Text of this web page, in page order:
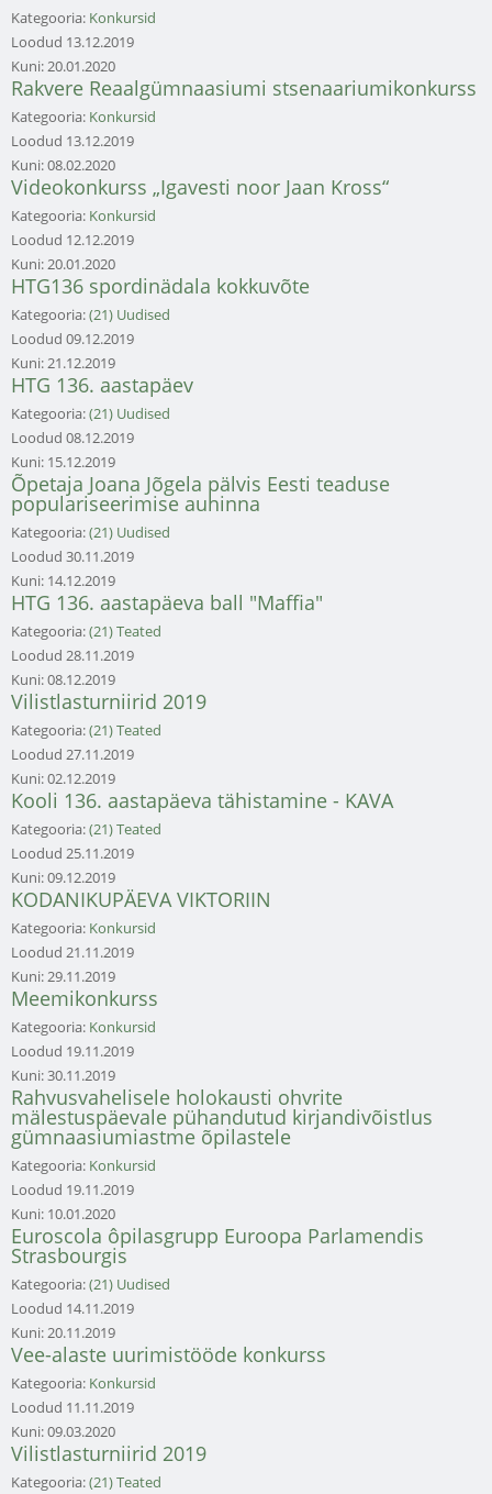
Kategooria: Konkursid
Loodud 13.12.2019
Kuni:20.01.2020
Rakvere Reaalgümnaasiumi stsenaariumikonkurss
Kategooria: Konkursid
Loodud 13.12.2019
Kuni:08.02.2020
Videokonkurss „Igavesti noor Jaan Kross“
Kategooria: Konkursid
Loodud 12.12.2019
Kuni:20.01.2020
HTG136 spordinädala kokkuvõte
Kategooria:(21) Uudised
Loodud 09.12.2019
Kuni:21.12.2019
HTG 136. aastapäev
Kategooria:(21) Uudised
Loodud 08.12.2019
Kuni: 15.12.2019
Õpetaja Joana Jõgela pälvis Eesti teaduse
populariseerimise auhinna
Kategooria:(21) Uudised
Loodud 30.11.2019
Kuni: 14.12.2019
HTG 136. aastapäeva ball "Maffia"
Kategooria:(21) Teated
Loodud 28.11.2019
Kuni:08.12.2019
Vilistlasturniirid 2019
Kategooria:(21) Teated
Loodud 27.11.2019
Kuni:02.12.2019
Kooli 136. aastapäeva tähistamine - KAVA
Kategooria:(21) Teated
Loodud 25.11.2019
Kuni:09.12.2019
KODANIKUPÄEVA VIKTORIIN
Kategooria: Konkursid
Loodud 21.11.2019
Kuni:29.11.2019
Meemikonkurss
Kategooria: Konkursid
Loodud 19.11.2019
Kuni:30.11.2019
Rahvusvahelisele holokausti ohvrite
mälestuspäevale pühandutud kirjandivõistlus
gümnaasiumiastme õpilastele
Kategooria: Konkursid
Loodud 19.11.2019
Kuni: 10.01.2020
Euroscola ôpilasgrupp Euroopa Parlamendis
Strasbourgis
Kategooria:(21) Uudised
Loodud 14.11.2019
Kuni:20.11.2019
Vee-alaste uurimistööde konkurss
Kategooria: Konkursid
Loodud 11.11.2019
Kuni:09.03.2020
Vilistlasturniirid 2019
Kategooria:(21) Teated